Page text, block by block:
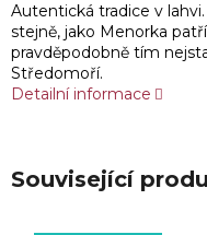
Autentická tradice v
stejně, jako Menorka
pravděpodobně tím
Středomoří.
Detailní informace
Související